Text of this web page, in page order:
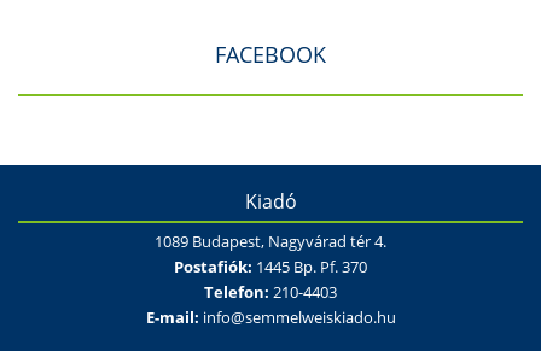
FACEBOOK
Kiadó
1089 Budapest, Nagyvárad tér 4.
Postafiók: 1445 Bp. Pf. 370
Telefon: 210-4403
E-mail: info@semmelweiskiado.hu